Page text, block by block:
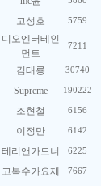
고성호 5759
디오엔터테인
먼트
7211
김태룡 30740
Supreme 190222
조현철 6156
이정만 6142
테리앤가드너 6225
고복수가요제 7667